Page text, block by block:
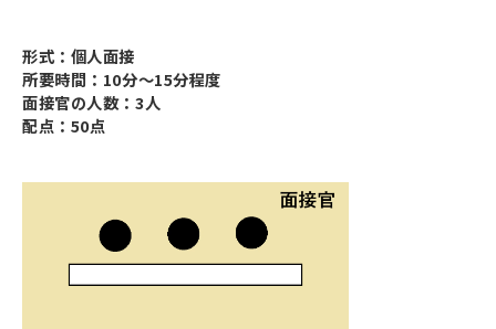
形式：個人面接
所要時間：10分～15分程度
面接官の人数：3人
配点：50点